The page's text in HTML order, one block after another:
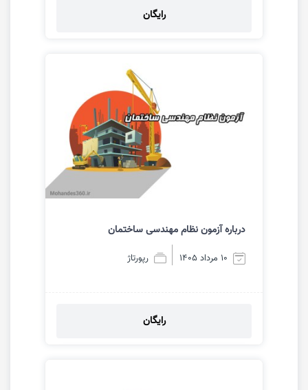
رایگان
درباره آزمون نظام مهندسی ساختمان
10 مرداد 1405 رپورتاژ
رایگان